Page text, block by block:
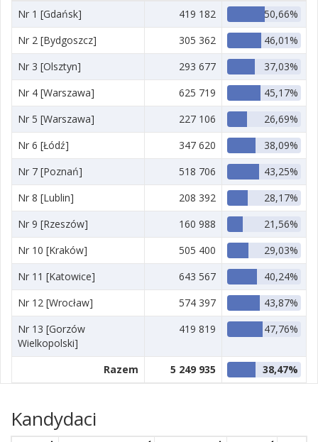
Nr 1 [Gdańsk]
419 182
50,66%
Nr 2 [Bydgoszcz]
305 362
46,01%
Nr 3 [Olsztyn]
293 677
37,03%
Nr 4 [Warszawa]
625 719
45,17%
Nr 5 [Warszawa]
227 106
26,69%
Nr 6 [Łódź]
347 620
38,09%
Nr 7 [Poznań]
518 706
43,25%
Nr 8 [Lublin]
208 392
28,17%
Nr 9 [Rzeszów]
160 988
21,56%
Nr 10 [Kraków]
505 400
29,03%
Nr 11 [Katowice]
643 567
40,24%
Nr 12 [Wrocław]
574 397
43,87%
Nr 13 [Gorzów
Wielkopolski]
419 819 47,76%
Razem 5 249 935 38,47%
Kandydaci